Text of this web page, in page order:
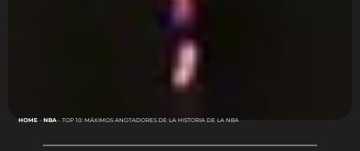
HOME- NBA- TOP 10: MÁXIMOS ANOTADORES DE LA HISTORIA DE LA NBA